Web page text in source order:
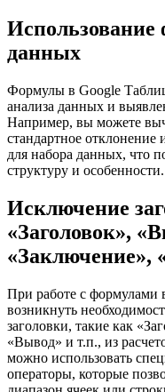
Использование
данных
Формулы в Google
анализа данных и
Например, вы можете
стандартное отклонение
для набора данных, что
структуру и особенности.
Исключение
«Заголовок»,
«Заключение»,
При работе с формулами
возникнуть
заголовки, такие как
«Вывод» и т.п., из
можно использовать
операторы, которые